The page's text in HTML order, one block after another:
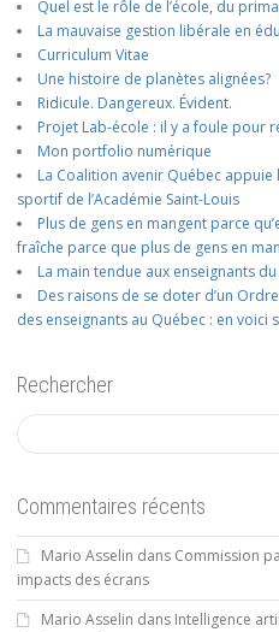
Quel est le rôle de l’école, du
La mauvaise gestion libérale en
Curriculum Vitae
Une histoire de planètes alignées?
Ridicule. Dangereux. Évident.
Projet Lab-école : il y a foule pour
Mon portfolio numérique
La Coalition avenir Québec
sportif de l’Académie Saint-Louis
Plus de gens en mangent parce
fraîche parce que plus de gens en
La main tendue aux enseignants
Des raisons de se doter d’un
des enseignants au Québec : en voici
Rechercher
Commentaires récents
Mario Asselin dans Commission
impacts des écrans
Mario Asselin dans Intelligence